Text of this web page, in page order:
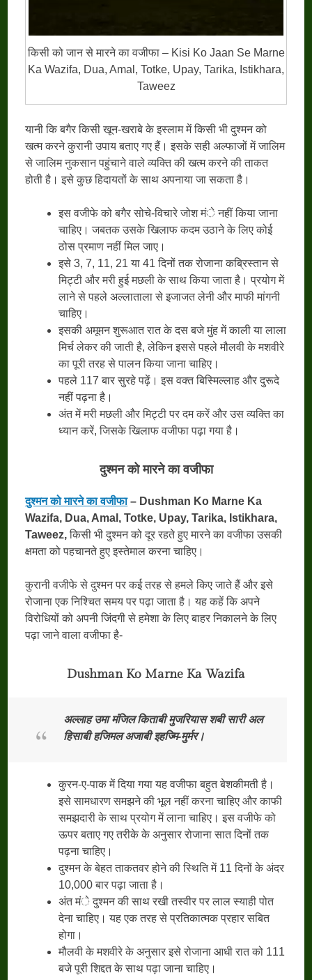
किसी को जान से मारने का वजीफा – Kisi Ko Jaan Se Marne
Ka Wazifa, Dua, Amal, Totke, Upay, Tarika, Istikhara,
Taweez
यानी कि बगैर किसी खून-खराबे के इस्लाम में किसी भी दुश्मन को
खत्म करने कुरानी उपाय बताए गए हैं। इसके सही अल्फाजों में जालिम
से जालिम नुकसान पहुंचाने वाले व्यक्ति की खत्म करने की ताकत
होती है। इसे कुछ हिदायतों के साथ अपनाया जा सकता है।
इस वजीफे को बगैर सोचे-विचारे जोश मंे नहीं किया जाना
चाहिए। जबतक उसके खिलाफ कदम उठाने के लिए कोई
ठोस प्रमाण नहीं मिल जाए।
इसे 3, 7, 11, 21 या 41 दिनों तक रोजाना कब्रिस्तान से
मिट्टी और मरी हुई मछली के साथ किया जाता है। प्रयोग में
लाने से पहले अल्लाताला से इजाजत लेनी और माफी मांगनी
चाहिए।
इसकी अमूमन शुरूआत रात के दस बजे मुंह में काली या लाला
मिर्च लेकर की जाती है, लेकिन इससे पहले मौलवी के मशवीरे
का पूरी तरह से पालन किया जाना चाहिए।
पहले 117 बार सुरहे पढ़ें। इस वक्त बिस्मिल्लाह और दुरूदे
नहीं पढ़ना है।
अंत में मरी मछली और मिट्टी पर दम करें और उस व्यक्ति का
ध्यान करें, जिसके खिलाफ वजीफा पढ़ा गया है।
दुश्मन को मारने का वजीफा
दुश्मन को मारने का वजीफा– Dushman Ko Marne Ka
Wazifa, Dua, Amal, Totke, Upay, Tarika, Istikhara,
Taweez,किसी भी दुश्मन को दूर रहते हुए मारने का वजीफा उसकी
क्षमता को पहचानते हुए इस्तेमाल करना चाहिए।
कुरानी वजीफे से दुश्मन पर कई तरह से हमले किए जाते हैं और इसे
रोजाना एक निश्चित समय पर पढ़ा जाता है। यह कहें कि अपने
विरोधियों को अपनी जिंदगी से हमेशा के लिए बाहर निकालने के लिए
पढ़ा जाने वाला वजीफा है-
Dushman Ko Marne Ka Wazifa
अल्लाहउमामंजिलकिताबीमुजरियासशबीसारीअल
हिसाबीहजिमलअजाबीइहज्मि-मुर्मर।
कुरन-ए-पाक में दिया गया यह वजीफा बहुत बेशकीमती है।
इसे सामधारण समझने की भूल नहीं करना चाहिए और काफी
समझदारी के साथ प्रयोग में लाना चाहिए। इस वजीफे को
ऊपर बताए गए तरीके के अनुसार रोजाना सात दिनों तक
पढ़ना चाहिए।
दुश्मन के बेहत ताकतवर होने की स्थिति में 11 दिनों के अंदर
10,000 बार पढ़ा जाता है।
अंत मंे दुश्मन की साथ रखी तस्वीर पर लाल स्याही पोत
देना चाहिए। यह एक तरह से प्रतिकात्मक प्रहार सबित
होगा।
मौलवी के मशवीरे के अनुसार इसे रोजाना आधी रात को 111
बजे पूरी शिद्दत के साथ पढ़ा जाना चाहिए।